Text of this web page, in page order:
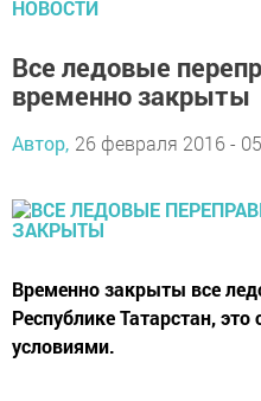
НОВОСТИ
Все ледовые
временно закрыты
Автор, 26 февраля 2016 -
Временно закрыты все
Республике Татарстан,
условиями.